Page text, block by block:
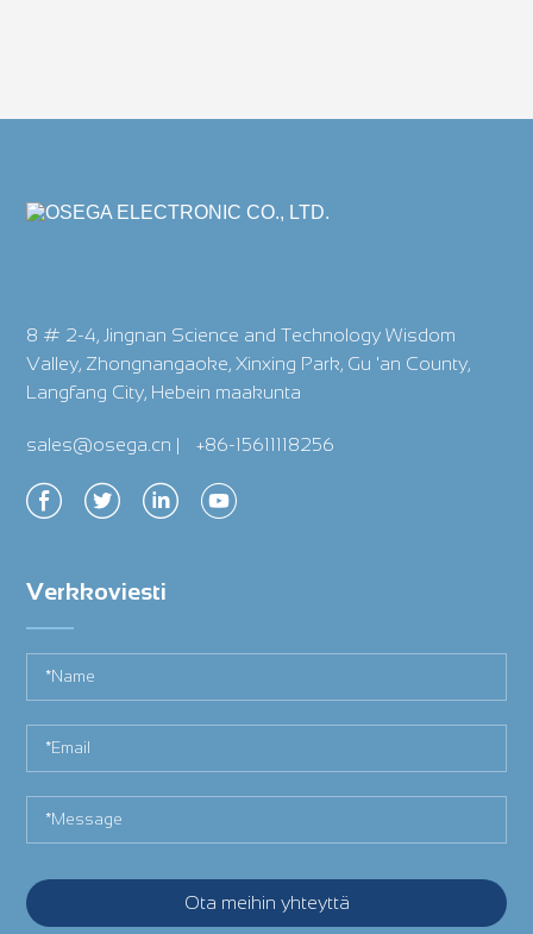
8 # 2-4, Jingnan Science and Technology Wisdom
Valley, Zhongnangaoke, Xinxing Park, Gu 'an County,
Langfang City, Hebein maakunta
sales@osega.cn | +86-15611118256
Verkkoviesti
Ota meihin yhteyttä